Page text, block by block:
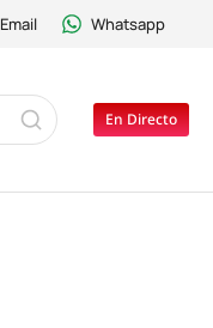
Email Whatsapp
En Directo